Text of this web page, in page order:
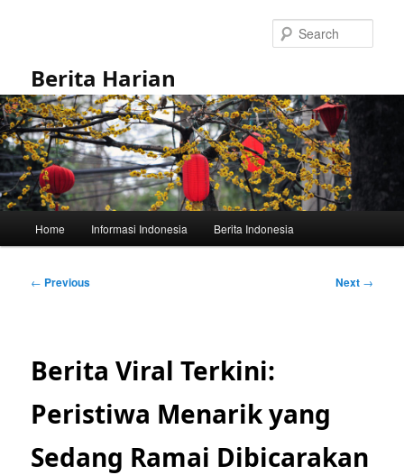
Berita Harian
Home Informasi Indonesia Berita Indonesia
Post
← Previous Next →
Berita Viral Terkini:
Peristiwa Menarik yang
Sedang Ramai Dibicarakan